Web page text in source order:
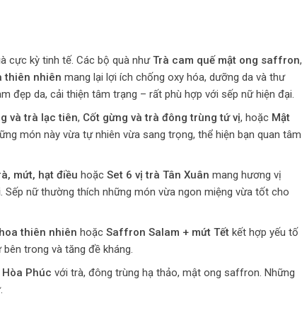
cực kỳ tinh tế. Các bộ quà nhưTrà cam quế mật ong saffron,
thiên nhiên mang lại lợi ích chống oxy hóa, dưỡng da và thư
đẹp da, cải thiện tâm trạng – rất phù hợp với sếp nữ hiện đại.
và trà lạc tiên, Cốt gừng và trà đông trùng tứ vị, hoặc Mật
món này vừa tự nhiên vừa sang trọng, thể hiện bạn quan tâm
mứt, hạt điều hoặc Set 6 vị trà Tân Xuân mang hương vị
nữ thường thích những món vừa ngon miệng vừa tốt cho
thiên nhiên hoặc Saffron Salam + mứt Tếtkết hợp yếu tố
trong và tăng đề kháng.
Hòa Phúc với trà, đông trùng hạ thảo, mật ong saffron. Những